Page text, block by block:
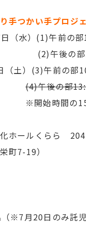
手つかい手プロ
（水）(1)午前の
部13:30
(3)午前の部
(4)午後の部
分前から
ホールくらら
7-19）
※7月20日のみ託児